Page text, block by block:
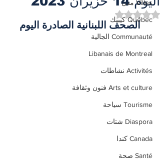
Villes مدن
Québec كيبيك
Communauté الجالية
Libanais de Montreal
Activités نشاطات
Arts et culture فنون وثقافة
Tourisme سياحة
Diaspora شتات
Canada كندا
Santé صحة
تم التقييم بـ ليس رقمًا من أصل 5 نجوم.
الصحف اللبنانية الصادرة اليوم